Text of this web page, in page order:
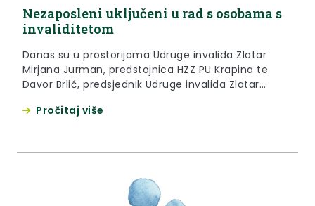
Nezaposleni uključeni u rad s osobama s
invaliditetom
Danas su u prostorijama Udruge invalida Zlatar
Mirjana Jurman, predstojnica HZZ PU Krapina te
Davor Brlić, predsjednik Udruge invalida Zlatar
nezaposlenih osoba za dvije osobe, Ugovor o
Pročitaj više